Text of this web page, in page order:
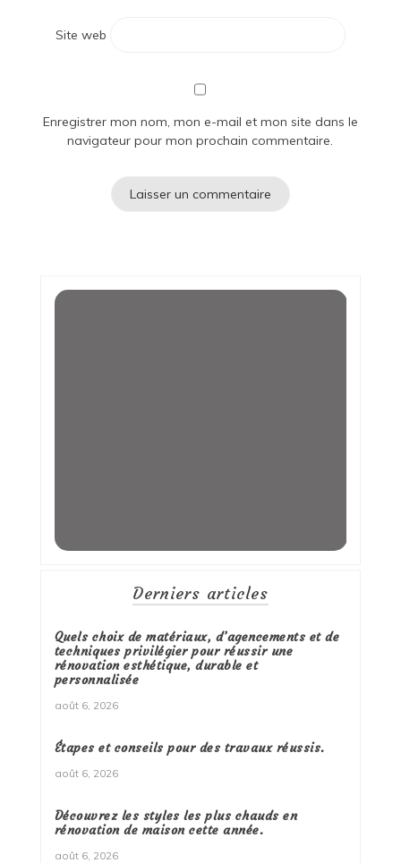
Site web
Enregistrer mon nom, mon e-mail et mon site dans le
navigateur pour mon prochain commentaire.
Derniers articles
Quels choix de matériaux, d’agencements et de
techniques privilégier pour réussir une
rénovation esthétique, durable et
personnalisée
août 6, 2026
Étapes et conseils pour des travaux réussis.
août 6, 2026
Découvrez les styles les plus chauds en
rénovation de maison cette année.
août 6, 2026